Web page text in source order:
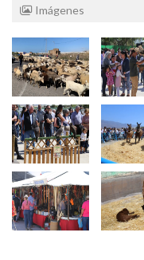
Imágenes